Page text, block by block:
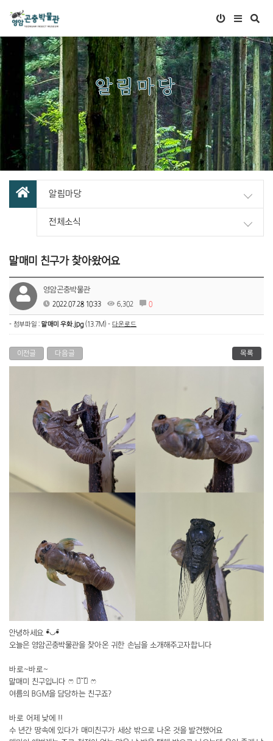
알림마당
알림마당
전체소식
말매미 친구가 찾아왔어요
영암곤충박물관
2022.07.28 10:33 6,302 0
- 첨부파일 : 말매미 우화.jpg (13.7M) - 다운로드
이전글 다음글 목록
안녕하세요 ꔷ̑◡ꔷ̑
오늘은 영암곤충박물관을 찾아온 귀한 손님을 소개해주고자합니다
바로~바로~
말매미 친구입니다 ෆ ฅ́˘ฅ̀ ෆ
여름의 BGM을 담당하는 친구죠?
바로 어제 낮에 !!
수 년간 땅속에 있다가 매미친구가 세상 밖으로 나온 것을 발견했어요